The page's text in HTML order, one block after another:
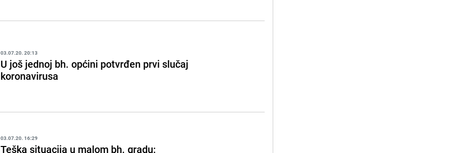
03.07.20. 20:13
U još jednoj bh. općini potvrđen prvi slučaj
koronavirusa
03.07.20. 16:29
Teška situacija u malom bh. gradu: